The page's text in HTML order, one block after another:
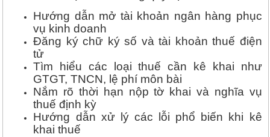
Hướng dẫn mở tài khoản ngân hàng phục
vụ kinh doanh
Đăng ký chữ ký số và tài khoản thuế điện
tử
Tìm hiểu các loại thuế cần kê khai như
GTGT, TNCN, lệ phí môn bài
Nắm rõ thời hạn nộp tờ khai và nghĩa vụ
thuế định kỳ
Hướng dẫn xử lý các lỗi phổ biến khi kê
khai thuế